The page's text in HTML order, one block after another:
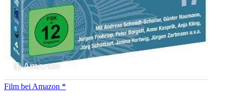
Film bei Amazon *